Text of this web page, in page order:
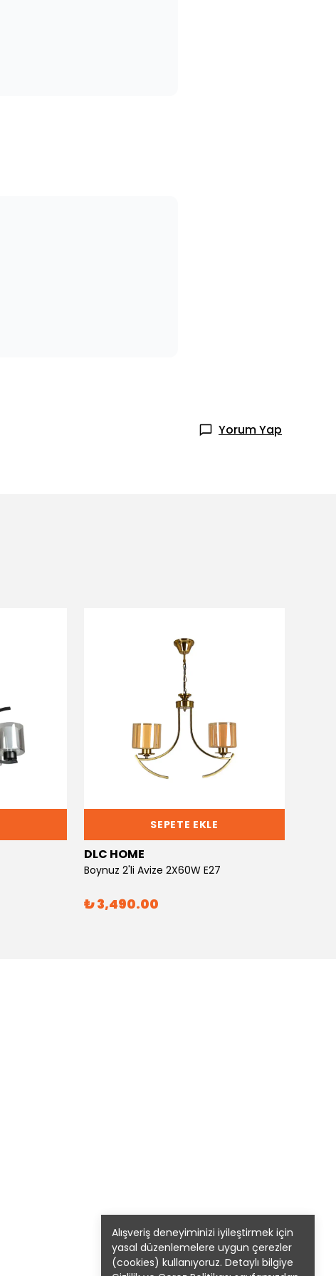
Alışveriş deneyiminizi iyileştirmek için
yasal düzenlemelere uygun çerezler
(cookies) kullanıyoruz. Detaylı bilgiye
Yorum Yap
SEPETE EKLE
DLC HOME
Boynuz 2'li Avize 2X60W E27
₺ 3,490.00